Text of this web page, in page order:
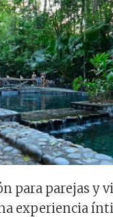
para parejas y
experiencia